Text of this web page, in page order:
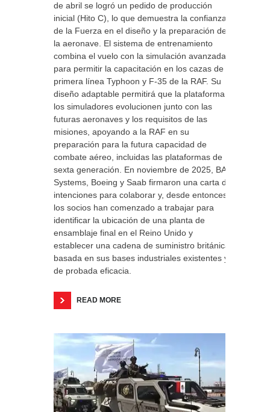
de abril se logró un pedido de producción
inicial (Hito C), lo que demuestra la confianza
de la Fuerza en el diseño y la preparación de
la aeronave. El sistema de entrenamiento
combina el vuelo con la simulación avanzada
para permitir la capacitación en los cazas de
primera línea Typhoon y F-35 de la RAF. Su
diseño adaptable permitirá que la plataforma y
los simuladores evolucionen junto con las
futuras aeronaves y los requisitos de las
misiones, apoyando a la RAF en su
preparación para la futura capacidad de
combate aéreo, incluidas las plataformas de
sexta generación. En noviembre de 2025, BAE
Systems, Boeing y Saab firmaron una carta de
intenciones para colaborar y, desde entonces,
los socios han comenzado a trabajar para
identificar la ubicación de una planta de
ensamblaje final en el Reino Unido y
establecer una cadena de suministro británica
basada en sus bases industriales existentes y
de probada eficacia.
READ MORE